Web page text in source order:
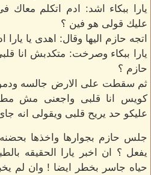
يارا ببكاء اشد: ادم اتكلم معاك
عليك قولى هو فين ؟
اتجه حازم اليها وقال: اهدى يا
يارا ببكاء وصرخت: متكدبش انا
حازم ؟
ثم سقطت على الارض جالسه
كويس انا قلبى واجعنى مش
عليكو حد يريح قلبى ويقولى انه
جلس حازم بجوارها واخذها بحضنه
يفعل ؟ ان اخبر يارا الحقيقه
حياه جاسر بخطر ايضا ! وان لم